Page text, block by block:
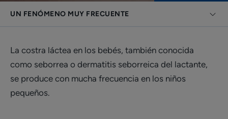
UN FENÓMENO MUY FRECUENTE
La costra láctea en los bebés, también conocida
como seborrea o dermatitis seborreica del lactante,
se produce con mucha frecuencia en los niños
pequeños.